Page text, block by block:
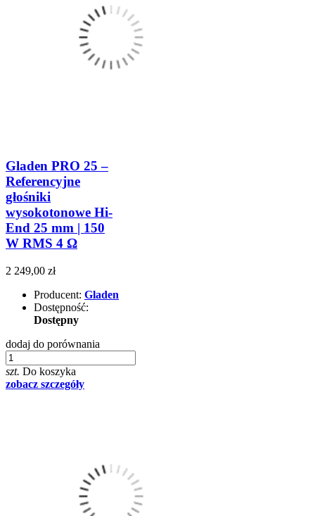
Gladen PRO 25 –
Referencyjne
głośniki
wysokotonowe Hi-
End 25 mm | 150
W RMS 4 Ω
2 249,00 zł
Producent: Gladen
Dostępność:
Dostępny
dodaj do porównania
szt. Do koszyka
zobacz szczegóły